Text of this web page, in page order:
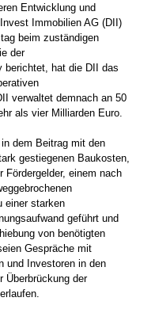
Entwicklung und
Immobilien AG (DII)
beim zuständigen
der
berichtet, hat die DII das
verwaltet demnach an 50
als vier Milliarden Euro.
dem Beitrag mit den
gestiegenen Baukosten,
Fördergelder, einem nach
einer starken
geführt und
von benötigten
Gespräche mit
und Investoren in den
Überbrückung der